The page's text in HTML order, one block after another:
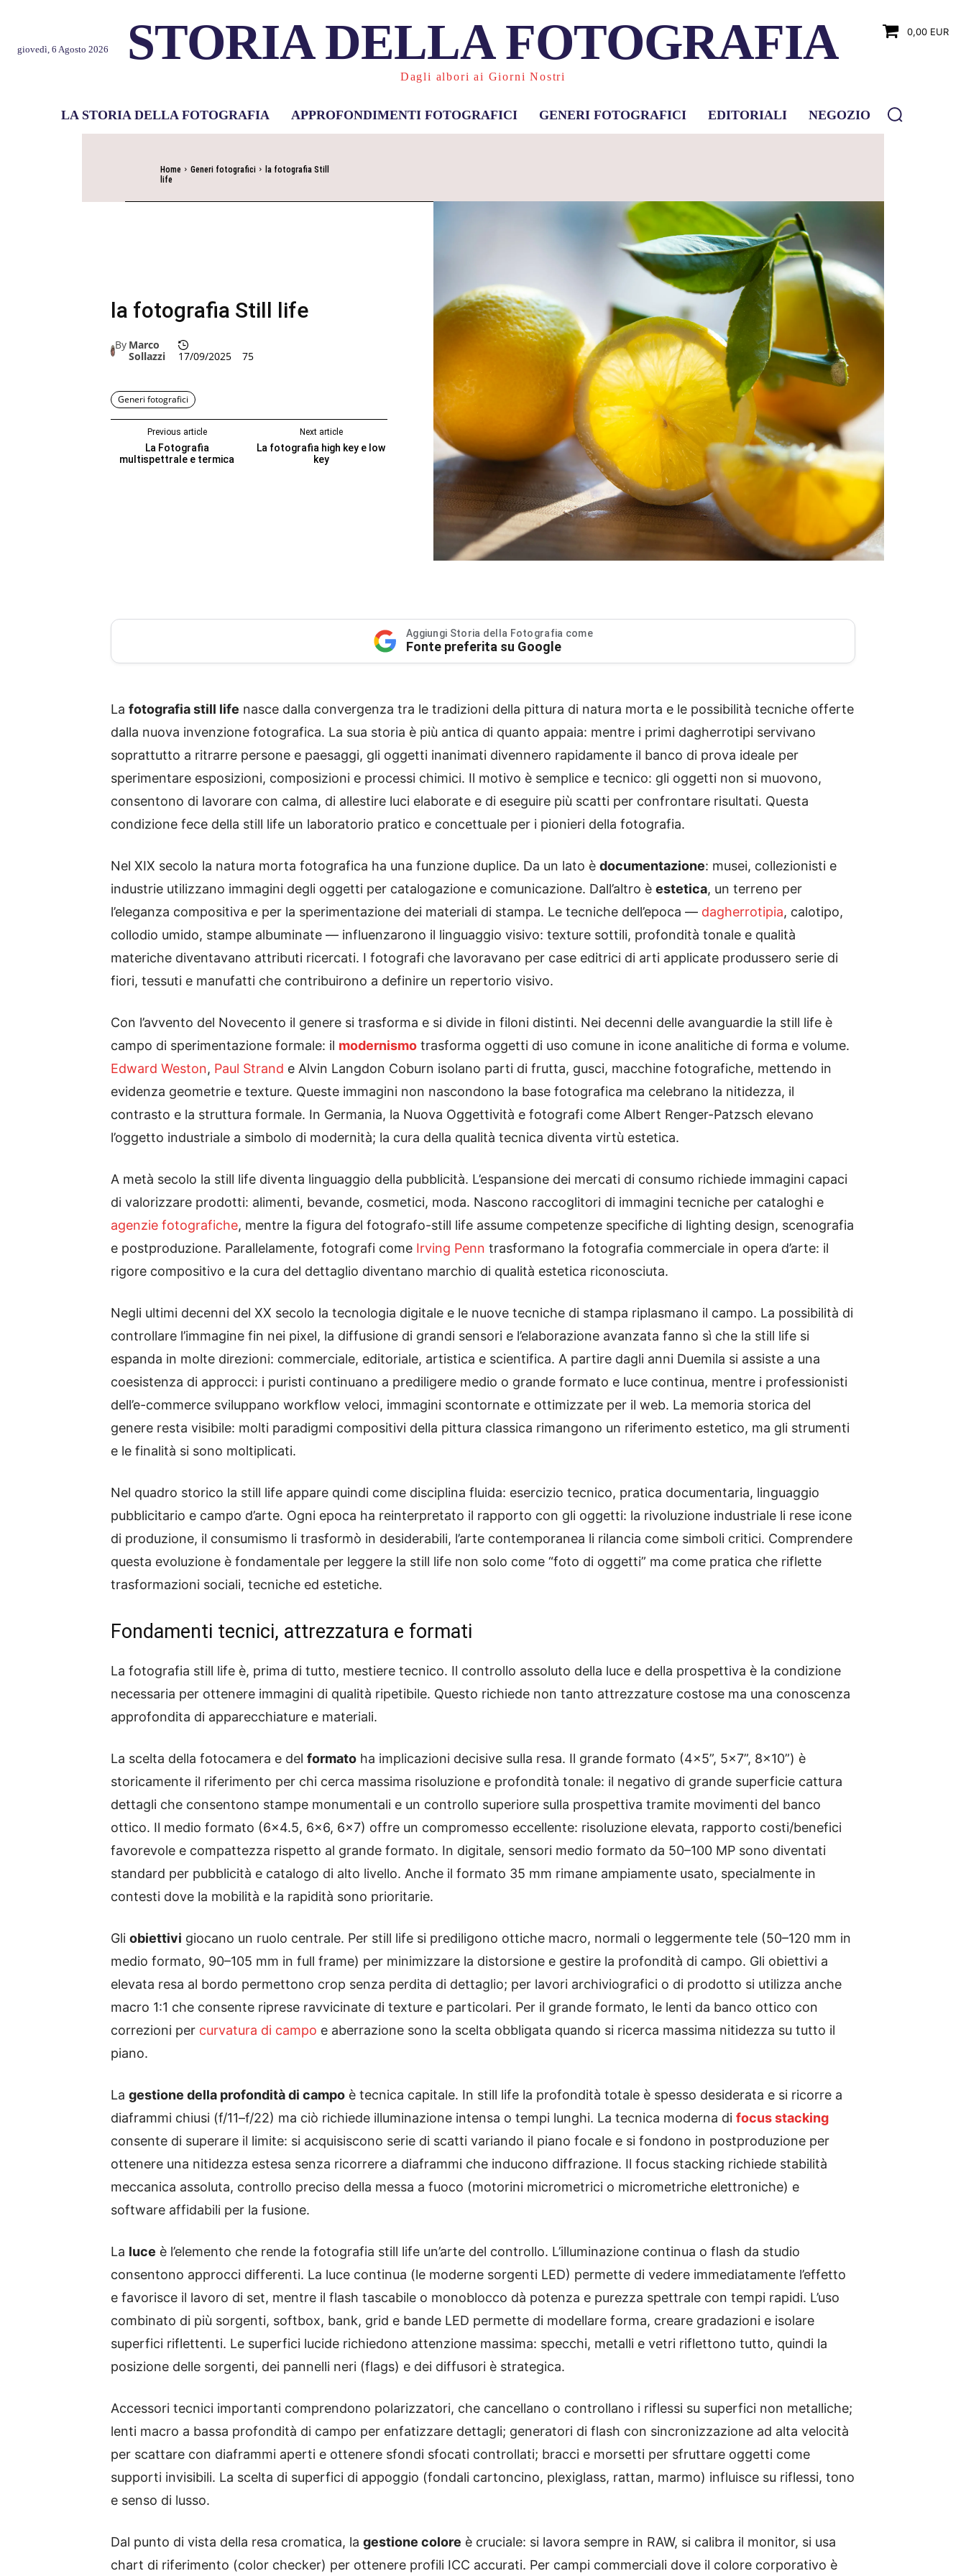
giovedì, 6 Agosto 2026 STORIA DELLA FOTOGRAFIA
Dagli albori ai Giorni Nostri
0,00 EUR
LA STORIA DELLA FOTOGRAFIA APPROFONDIMENTI FOTOGRAFICI GENERI FOTOGRAFICI EDITORIALI NEGOZIO
Home Generi fotografici
la fotografia Still
life
la fotografia Still life
By Marco
Sollazzi
17/09/2025 75
Generi fotografici
Previous article
La Fotografia
multispettrale e termica
Next article
La fotografia high key e low
key
Aggiungi Storia della Fotografia come
Fonte preferita su Google
La fotografia still life nasce dalla convergenza tra le tradizioni della pittura di natura morta e le possibilità tecniche offerte
dalla nuova invenzione fotografica. La sua storia è più antica di quanto appaia: mentre i primi dagherrotipi servivano
soprattutto a ritrarre persone e paesaggi, gli oggetti inanimati divennero rapidamente il banco di prova ideale per
sperimentare esposizioni, composizioni e processi chimici. Il motivo è semplice e tecnico: gli oggetti non si muovono,
consentono di lavorare con calma, di allestire luci elaborate e di eseguire più scatti per confrontare risultati. Questa
condizione fece della still life un laboratorio pratico e concettuale per i pionieri della fotografia.
Nel XIX secolo la natura morta fotografica ha una funzione duplice. Da un lato è documentazione: musei, collezionisti e
industrie utilizzano immagini degli oggetti per catalogazione e comunicazione. Dall’altro è estetica, un terreno per
l’eleganza compositiva e per la sperimentazione dei materiali di stampa. Le tecniche dell’epoca — dagherrotipia, calotipo,
collodio umido, stampe albuminate — influenzarono il linguaggio visivo: texture sottili, profondità tonale e qualità
materiche diventavano attributi ricercati. I fotografi che lavoravano per case editrici di arti applicate produssero serie di
fiori, tessuti e manufatti che contribuirono a definire un repertorio visivo.
Con l’avvento del Novecento il genere si trasforma e si divide in filoni distinti. Nei decenni delle avanguardie la still life è
campo di sperimentazione formale: il modernismo trasforma oggetti di uso comune in icone analitiche di forma e volume.
Edward Weston, Paul Strand e Alvin Langdon Coburn isolano parti di frutta, gusci, macchine fotografiche, mettendo in
evidenza geometrie e texture. Queste immagini non nascondono la base fotografica ma celebrano la nitidezza, il
contrasto e la struttura formale. In Germania, la Nuova Oggettività e fotografi come Albert Renger-Patzsch elevano
l’oggetto industriale a simbolo di modernità; la cura della qualità tecnica diventa virtù estetica.
A metà secolo la still life diventa linguaggio della pubblicità. L’espansione dei mercati di consumo richiede immagini capaci
di valorizzare prodotti: alimenti, bevande, cosmetici, moda. Nascono raccoglitori di immagini tecniche per cataloghi e
agenzie fotografiche, mentre la figura del fotografo-still life assume competenze specifiche di lighting design, scenografia
e postproduzione. Parallelamente, fotografi come Irving Penn trasformano la fotografia commerciale in opera d’arte: il
rigore compositivo e la cura del dettaglio diventano marchio di qualità estetica riconosciuta.
Negli ultimi decenni del XX secolo la tecnologia digitale e le nuove tecniche di stampa riplasmano il campo. La possibilità di
controllare l’immagine fin nei pixel, la diffusione di grandi sensori e l’elaborazione avanzata fanno sì che la still life si
espanda in molte direzioni: commerciale, editoriale, artistica e scientifica. A partire dagli anni Duemila si assiste a una
coesistenza di approcci: i puristi continuano a prediligere medio o grande formato e luce continua, mentre i professionisti
dell’e-commerce sviluppano workflow veloci, immagini scontornate e ottimizzate per il web. La memoria storica del
genere resta visibile: molti paradigmi compositivi della pittura classica rimangono un riferimento estetico, ma gli strumenti
e le finalità si sono moltiplicati.
Nel quadro storico la still life appare quindi come disciplina fluida: esercizio tecnico, pratica documentaria, linguaggio
pubblicitario e campo d’arte. Ogni epoca ha reinterpretato il rapporto con gli oggetti: la rivoluzione industriale li rese icone
di produzione, il consumismo li trasformò in desiderabili, l’arte contemporanea li rilancia come simboli critici. Comprendere
questa evoluzione è fondamentale per leggere la still life non solo come “foto di oggetti” ma come pratica che riflette
trasformazioni sociali, tecniche ed estetiche.
Fondamenti tecnici, attrezzatura e formati
La fotografia still life è, prima di tutto, mestiere tecnico. Il controllo assoluto della luce e della prospettiva è la condizione
necessaria per ottenere immagini di qualità ripetibile. Questo richiede non tanto attrezzature costose ma una conoscenza
approfondita di apparecchiature e materiali.
La scelta della fotocamera e del formato ha implicazioni decisive sulla resa. Il grande formato (4×5”, 5×7”, 8×10”) è
storicamente il riferimento per chi cerca massima risoluzione e profondità tonale: il negativo di grande superficie cattura
dettagli che consentono stampe monumentali e un controllo superiore sulla prospettiva tramite movimenti del banco
ottico. Il medio formato (6×4.5, 6×6, 6×7) offre un compromesso eccellente: risoluzione elevata, rapporto costi/benefici
favorevole e compattezza rispetto al grande formato. In digitale, sensori medio formato da 50–100 MP sono diventati
standard per pubblicità e catalogo di alto livello. Anche il formato 35 mm rimane ampiamente usato, specialmente in
contesti dove la mobilità e la rapidità sono prioritarie.
Gli obiettivi giocano un ruolo centrale. Per still life si prediligono ottiche macro, normali o leggermente tele (50–120 mm in
medio formato, 90–105 mm in full frame) per minimizzare la distorsione e gestire la profondità di campo. Gli obiettivi a
elevata resa al bordo permettono crop senza perdita di dettaglio; per lavori archiviografici o di prodotto si utilizza anche
macro 1:1 che consente riprese ravvicinate di texture e particolari. Per il grande formato, le lenti da banco ottico con
correzioni per curvatura di campo e aberrazione sono la scelta obbligata quando si ricerca massima nitidezza su tutto il
piano.
La gestione della profondità di campo è tecnica capitale. In still life la profondità totale è spesso desiderata e si ricorre a
diaframmi chiusi (f/11–f/22) ma ciò richiede illuminazione intensa o tempi lunghi. La tecnica moderna di focus stacking
consente di superare il limite: si acquisiscono serie di scatti variando il piano focale e si fondono in postproduzione per
ottenere una nitidezza estesa senza ricorrere a diaframmi che inducono diffrazione. Il focus stacking richiede stabilità
meccanica assoluta, controllo preciso della messa a fuoco (motorini micrometrici o micrometriche elettroniche) e
software affidabili per la fusione.
La luce è l’elemento che rende la fotografia still life un’arte del controllo. L’illuminazione continua o flash da studio
consentono approcci differenti. La luce continua (le moderne sorgenti LED) permette di vedere immediatamente l’effetto
e favorisce il lavoro di set, mentre il flash tascabile o monoblocco dà potenza e purezza spettrale con tempi rapidi. L’uso
combinato di più sorgenti, softbox, bank, grid e bande LED permette di modellare forma, creare gradazioni e isolare
superfici riflettenti. Le superfici lucide richiedono attenzione massima: specchi, metalli e vetri riflettono tutto, quindi la
posizione delle sorgenti, dei pannelli neri (flags) e dei diffusori è strategica.
Accessori tecnici importanti comprendono polarizzatori, che cancellano o controllano i riflessi su superfici non metalliche;
lenti macro a bassa profondità di campo per enfatizzare dettagli; generatori di flash con sincronizzazione ad alta velocità
per scattare con diaframmi aperti e ottenere sfondi sfocati controllati; bracci e morsetti per sfruttare oggetti come
supporti invisibili. La scelta di superfici di appoggio (fondali cartoncino, plexiglass, rattan, marmo) influisce su riflessi, tono
e senso di lusso.
Dal punto di vista della resa cromatica, la gestione colore è cruciale: si lavora sempre in RAW, si calibra il monitor, si usa
chart di riferimento (color checker) per ottenere profili ICC accurati. Per campi commerciali dove il colore corporativo è